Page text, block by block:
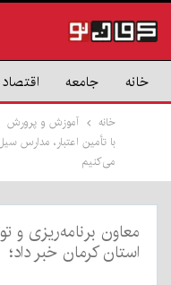
خانه جامعه اقتصاد
خانه
آموزش و پرورش
با تأمین اعتبار، مدارس
می‌کنیم
معاون برنامه‌ریزی و
استان کرمان خبر داد؛